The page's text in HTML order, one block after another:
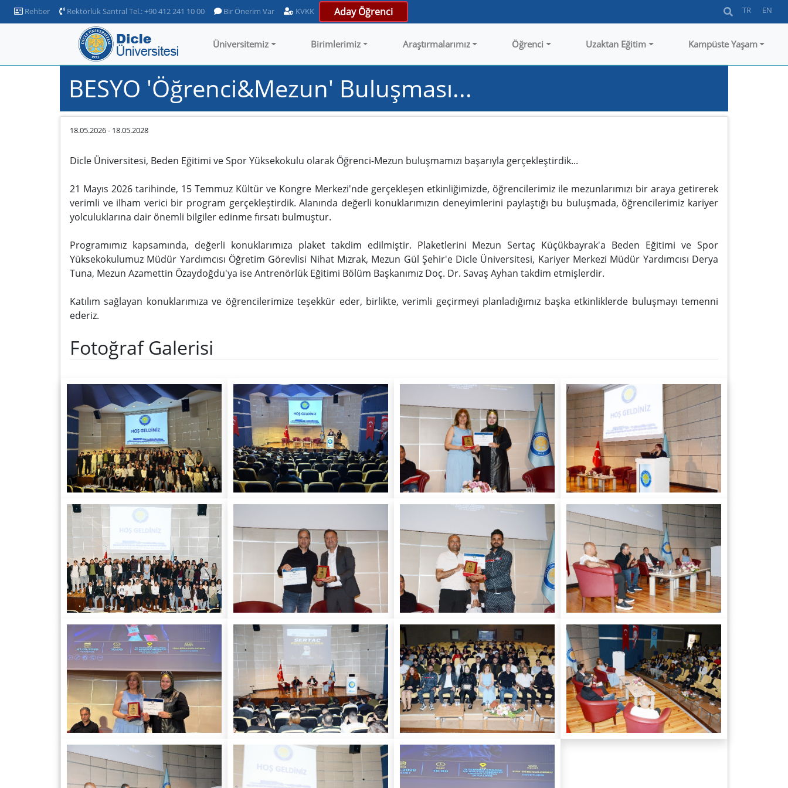
Rehber Rektörlük Santral Tel.: +90 412 241 10 00 Bir Önerim Var KVKK Aday Öğrenci TR EN
Üniversitemiz Birimlerimiz Araştırmalarımız Öğrenci Uzaktan Eğitim Kampüste Yaşam
BESYO 'Öğrenci&Mezun' Buluşması...
18.05.2026- 18.05.2028
Dicle Üniversitesi, Beden Eğitimi ve Spor Yüksekokulu olarak Öğrenci-Mezun buluşmamızı başarıyla gerçekleştirdik...
21 Mayıs 2026 tarihinde, 15 Temmuz Kültür ve Kongre Merkezi'nde gerçekleşen etkinliğimizde, öğrencilerimiz ile mezunlarımızı bir araya getirerek
verimli ve ilham verici bir program gerçekleştirdik. Alanında değerli konuklarımızın deneyimlerini paylaştığı bu buluşmada, öğrencilerimiz kariyer
yolculuklarına dair önemli bilgiler edinme fırsatı bulmuştur.
Programımız kapsamında, değerli konuklarımıza plaket takdim edilmiştir. Plaketlerini Mezun Sertaç Küçükbayrak'a Beden Eğitimi ve Spor
Yüksekokulumuz Müdür Yardımcısı Öğretim Görevlisi Nihat Mızrak, Mezun Gül Şehir'e Dicle Üniversitesi, Kariyer Merkezi Müdür Yardımcısı Derya
Tuna, Mezun Azamettin Özaydoğdu'ya ise Antrenörlük Eğitimi Bölüm Başkanımız Doç. Dr. Savaş Ayhan takdim etmişlerdir.
Katılım sağlayan konuklarımıza ve öğrencilerimize teşekkür eder, birlikte, verimli geçirmeyi planladığımız başka etkinliklerde buluşmayı temenni
ederiz.
Fotoğraf Galerisi